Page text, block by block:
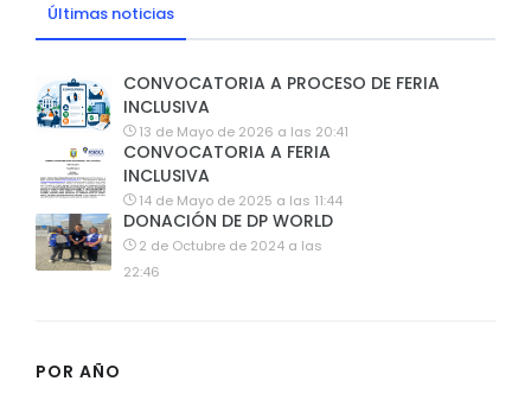
Últimas noticias
CONVOCATORIA A PROCESO DE FERIA
INCLUSIVA
13 de Mayo de 2026 a las 20:41
CONVOCATORIA A FERIA
INCLUSIVA
14 de Mayo de 2025 a las 11:44
DONACIÓN DE DP WORLD
2 de Octubre de 2024 a las
22:46
POR AÑO